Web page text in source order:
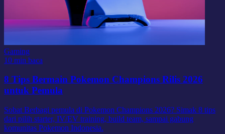
Gaming
10 min baca
8 Tips Bermain Pokemon Champions Rilis 2026
untuk Pemula
Sobat Berbagi pemula di Pokemon Champions 2026? Simak 8 tips
dari pilih starter, IV/EV training, build team, sampai gabung
komunitas Pokemon Indonesia.